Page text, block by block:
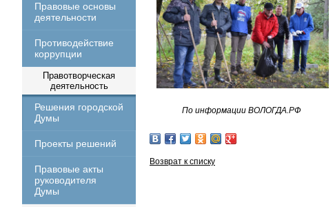
Правовые основы
деятельности
Противодействие
коррупции
Правотворческая
деятельность
Решения городской
Думы
Проекты решений
Правовые акты
руководителя
Думы
По информации ВОЛОГДА.РФ
Возврат к списку